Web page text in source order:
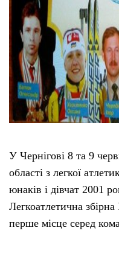
У Чернігові 8 та 9
області з легкої
юнаків і дівчат 2001
Легкоатлетична
перше місце серед